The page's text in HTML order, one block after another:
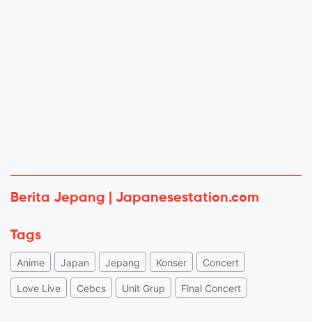
Berita Jepang | Japanesestation.com
Tags
Anime Japan Jepang Konser Concert
Love Live Cebcs Unit Grup Final Concert